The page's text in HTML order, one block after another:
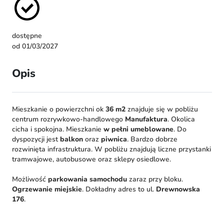
dostępne
od 01/03/2027
Opis
Mieszkanie o powierzchni ok 36 m2 znajduje się w pobliżu
centrum rozrywkowo-handlowego Manufaktura. Okolica
cicha i spokojna. Mieszkanie w pełni umeblowane. Do
dyspozycji jestbalkon oraz piwnica. Bardzo dobrze
rozwinięta infrastruktura. W pobliżu znajdują liczne przystanki
tramwajowe, autobusowe oraz sklepy osiedlowe.
Możliwość parkowania samochodu zaraz przy bloku.
Ogrzewanie miejskie. Dokładny adres to ul. Drewnowska
176.